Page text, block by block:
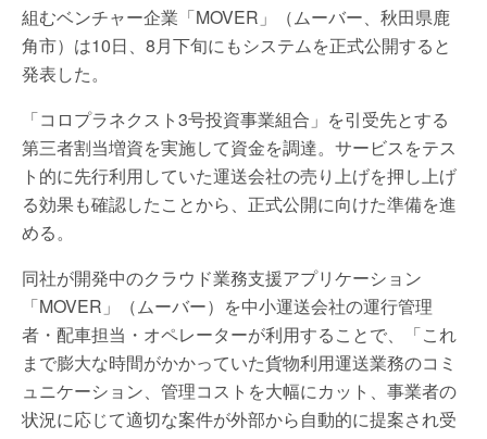
組むベンチャー企業「MOVER」（ムーバー、秋田県鹿
角市）は10日、8月下旬にもシステムを正式公開すると
発表した。
「コロプラネクスト3号投資事業組合」を引受先とする
第三者割当増資を実施して資金を調達。サービスをテス
ト的に先行利用していた運送会社の売り上げを押し上げ
る効果も確認したことから、正式公開に向けた準備を進
める。
同社が開発中のクラウド業務支援アプリケーション
「MOVER」（ムーバー）を中小運送会社の運行管理
者・配車担当・オペレーターが利用することで、「これ
まで膨大な時間がかかっていた貨物利用運送業務のコミ
ュニケーション、管理コストを大幅にカット、事業者の
状況に応じて適切な案件が外部から自動的に提案され受